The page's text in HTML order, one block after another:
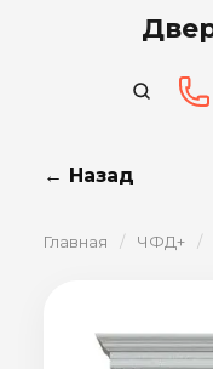
← Назад
Главная / ЧФД+ /